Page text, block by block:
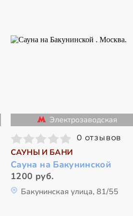
Электрозаводская
0 отзывов
САУНЫ И БАНИ
Сауна на Бакунинской
1200 руб.
Бакунинская улица, 81/55